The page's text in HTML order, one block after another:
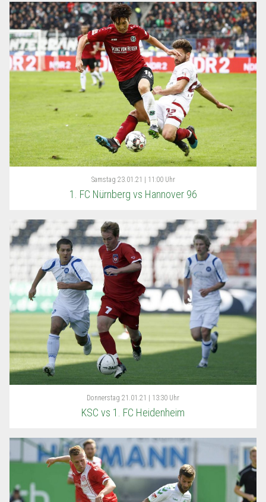
Samstag 23.01.21 | 11:00 Uhr
1. FC Nürnberg vs Hannover 96
Donnerstag 21.01.21 | 13:30 Uhr
KSC vs 1. FC Heidenheim